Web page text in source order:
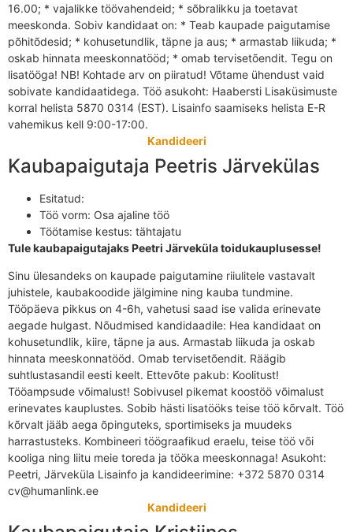
16.00; * vajalikke töövahendeid; * sõbralikku ja toetavat
meeskonda. Sobiv kandidaat on: * Teab kaupade paigutamise
põhitõdesid; * kohusetundlik, täpne ja aus; * armastab liikuda; *
oskab hinnata meeskonnatööd; * omab tervisetõendit. Tegu on
lisatööga! NB! Kohtade arv on piiratud! Võtame ühendust vaid
sobivate kandidaatidega. Töö asukoht: Haabersti Lisaküsimuste
korral helista 5870 0314 (EST). Lisainfo saamiseks helista E-R
vahemikus kell 9:00-17:00.
Kandideeri
Kaubapaigutaja Peetris Järvekülas
Esitatud:
Töö vorm: Osa ajaline töö
Töötamise kestus: tähtajatu
Tule kaubapaigutajaks Peetri Järveküla toidukauplusesse!
Sinu ülesandeks on kaupade paigutamine riiulitele vastavalt
juhistele, kaubakoodide jälgimine ning kauba tundmine.
Tööpäeva pikkus on 4-6h, vahetusi saad ise valida erinevate
aegade hulgast. Nõudmised kandidaadile: Hea kandidaat on
kohusetundlik, kiire, täpne ja aus. Armastab liikuda ja oskab
hinnata meeskonnatööd. Omab tervisetõendit. Räägib
suhtlustasandil eesti keelt. Ettevõte pakub: Koolitust!
Tööampsude võimalust! Sobivusel pikemat koostöö võimalust
erinevates kauplustes. Sobib hästi lisatööks teise töö kõrvalt. Töö
kõrvalt jääb aega õpinguteks, sportimiseks ja muudeks
harrastusteks. Kombineeri töögraafikud eraelu, teise töö või
kooliga ning liitu meie toreda ja tööka meeskonnaga! Asukoht:
Peetri, Järveküla Lisainfo ja kandideerimine: +372 5870 0314
cv@humanlink.ee
Kandideeri